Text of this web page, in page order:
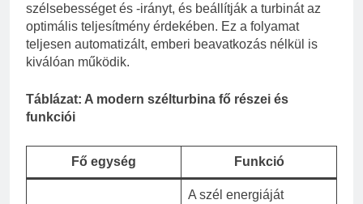
szélsebességet és -irányt, és beállítják a turbinát az
optimális teljesítmény érdekében. Ez a folyamat
teljesen automatizált, emberi beavatkozás nélkül is
kiválóan működik.
Táblázat: A modern szélturbina fő részei és
funkciói
Fő egység Funkció
A szél energiáját